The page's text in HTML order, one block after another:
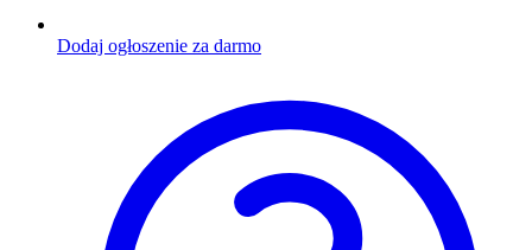
Dodaj ogłoszenie za darmo